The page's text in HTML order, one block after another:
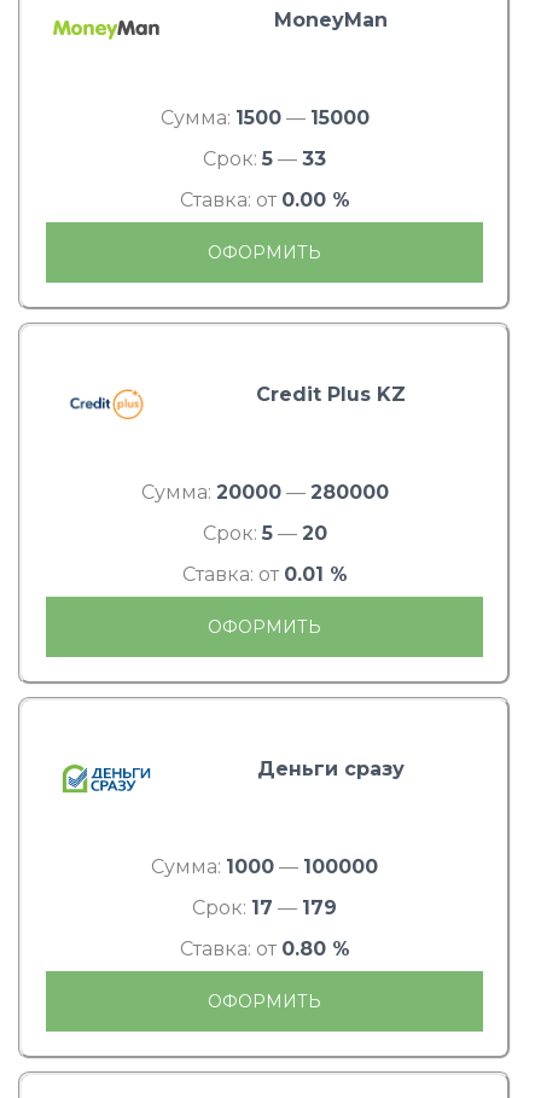
MoneyMan
Сумма: 1500— 15000
Срок: 5 — 33
Ставка: от 0.00 %
ОФОРМИТЬ
Credit Plus KZ
Сумма: 20000— 280000
Срок: 5— 20
Ставка: от 0.01 %
ОФОРМИТЬ
Деньги сразу
Сумма: 1000 — 100000
Срок: 17 — 179
Ставка: от 0.80 %
ОФОРМИТЬ